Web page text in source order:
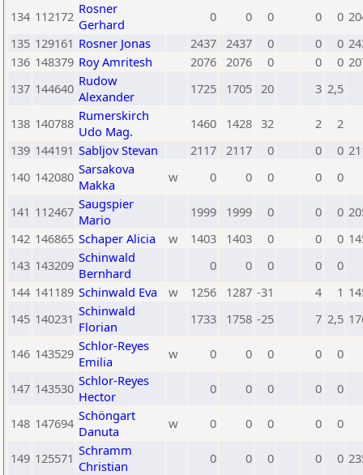
134 112172 Rosner
Gerhard
0 0 0 0 0
135 129161 Rosner Jonas 2437 2437 0 0 0
136 148379 Roy Amritesh 2076 2076 0 0 0
137 144640 Rudow
Alexander
1725 1705 20 3 2,5
138 140788 Rumerskirch
Udo Mag.
1460 1428 32 2
2
139 144191 Sabljov Stevan 2117 2117 0 0 0
140 142080 Sarsakova
Makka
w 0 0 0 0 0
141 112467 Saugspier
Mario
1999 1999 0 0 0
142 146865 Schaper Alicia w 1403 1403 0 0 0
143 143209 Schinwald
Bernhard
0 0 0 0
0
144 141189 Schinwald Eva w 1256 1287 -31 4 1
145 140231 Schinwald
Florian
1733 1758 -25 7 2,5
146 143529 Schlor-Reyes
Emilia
w 0 0 0 0 0
147 143530 Schlor-Reyes
Hector
0 0 0 0 0
148 147694 Schöngart
Danuta
w 0 0 0 0 0
149 125571 Schramm
Christian
0 0 0 0 0